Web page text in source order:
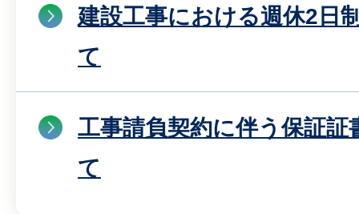
建設工事における週休2日
て
工事請負契約に伴う保証証
て